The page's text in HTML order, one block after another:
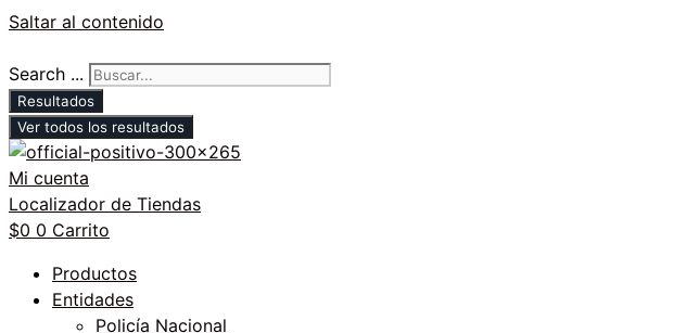
Saltar al contenido
Search ...
Resultados
Ver todos los resultados
Mi cuenta
Localizador de Tiendas
$0 0 Carrito
Productos
Entidades
Policía Nacional